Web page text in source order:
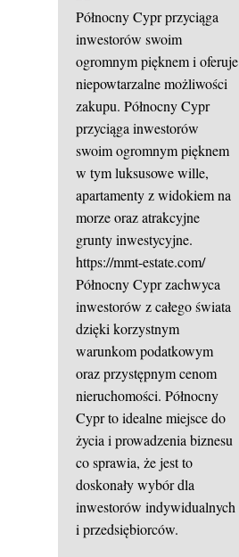
Północny Cypr przyciąga
inwestorów swoim
ogromnym pięknem i oferuje
niepowtarzalne możliwości
zakupu. Północny Cypr
przyciąga inwestorów
swoim ogromnym pięknem
w tym luksusowe wille,
apartamenty z widokiem na
morze oraz atrakcyjne
grunty inwestycyjne.
https://mmt-estate.com/
Północny Cypr zachwyca
inwestorów z całego świata
dzięki korzystnym
warunkom podatkowym
oraz przystępnym cenom
nieruchomości. Północny
Cypr to idealne miejsce do
życia i prowadzenia biznesu
co sprawia, że jest to
doskonały wybór dla
inwestorów indywidualnych
i przedsiębiorców.